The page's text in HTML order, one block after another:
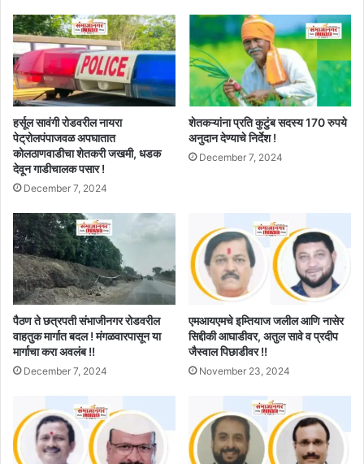
हर्सूल सावंगी रोडवरील नायरा
पेट्रोलपंपाजवळ अपघातात
कोलठाणवाडीचा शेतकरी जखमी, धडक
देवून गाडीचालक पसार !
December 7, 2024
शेतकऱ्यांना प्रति कुटुंब सदस्य 170 रुपये
अनुदान देण्याचे निर्देश !
December 7, 2024
पैठण ते छत्रपती संभाजीनगर रोडवरील
वाहतुक मार्गात बदल ! मंगळवारपासून या
मार्गाचा करा अवलंब !!
December 7, 2024
एमआयएमचे इम्तियाज जलील आणि नासेर
सिद्दीकी आघाडीवर, अतुल सावे व प्रदीप
जैस्वाल पिछाडीवर !!
November 23, 2024